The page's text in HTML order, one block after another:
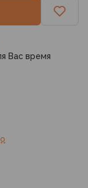
Вас время